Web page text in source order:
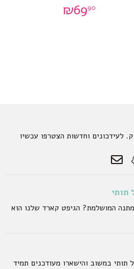
₪6990
לעידכונים וחדשות הצטרפו עכשיו
תותי
המושלמת? הגיפט קארד שלנו הוא
במשוב והישארו מעודכנים תמיד